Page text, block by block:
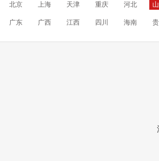
北京 上海 天津 重庆 河北
广东 广西 江西 四川 海南